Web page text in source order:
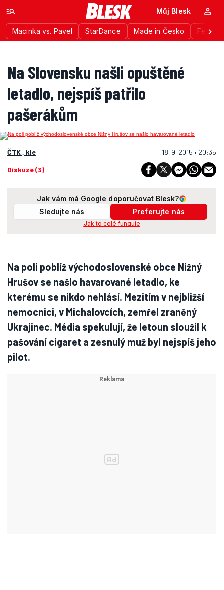
Macinka vs. Pavel StarDance Made in Česko
Můj Blesk
Na Slovensku našli opuštěné
letadlo, nejspíš patřilo
pašerákům
ČTK , kle 18. 9. 2015 • 20:35
Diskuze (3)
Jak vám má Google doporučovat Blesk?
Sledujte nás
Preferujte nás
Jak to celé funguje
Na poli poblíž východoslovenské obce Nižný
Hrušov se našlo havarované letadlo, ke
kterému se nikdo nehlásí. Mezitím v nejbližší
nemocnici, v Michalovcích, zemřel zraněný
Ukrajinec. Média spekulují, že letoun sloužil k
pašování cigaret a zesnulý muž byl nejspíš jeho
pilot.